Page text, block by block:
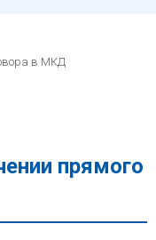
в МКД
прямого